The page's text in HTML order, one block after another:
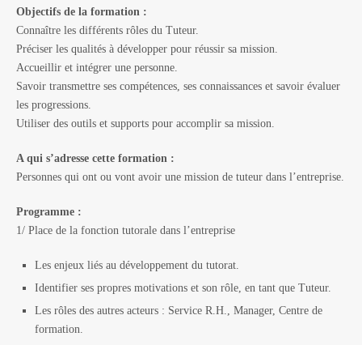
Objectifs de la formation :
Connaître les différents rôles du Tuteur.
Préciser les qualités à développer pour réussir sa mission.
Accueillir et intégrer une personne.
Savoir transmettre ses compétences, ses connaissances et savoir évaluer
les progressions.
Utiliser des outils et supports pour accomplir sa mission.
A qui s’adresse cette formation :
Personnes qui ont ou vont avoir une mission de tuteur dans l’entreprise.
Programme :
1/ Place de la fonction tutorale dans l’entreprise
Les enjeux liés au développement du tutorat.
Identifier ses propres motivations et son rôle, en tant que Tuteur.
Les rôles des autres acteurs : Service R.H., Manager, Centre de
formation.